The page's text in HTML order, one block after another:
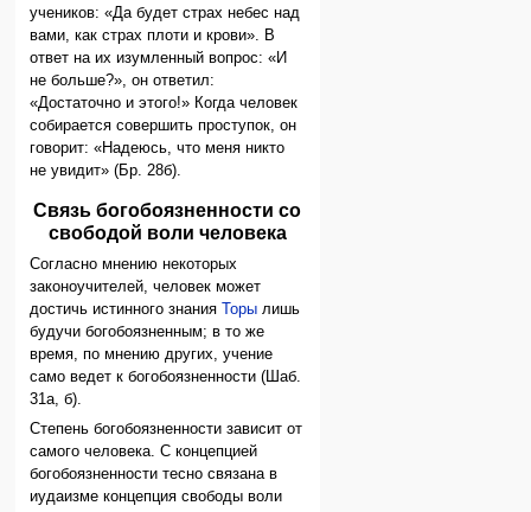
учеников: «Да будет страх небес над
вами, как страх плоти и крови». В
ответ на их изумленный вопрос: «И
не больше?», он ответил:
«Достаточно и этого!» Когда человек
собирается совершить проступок, он
говорит: «Надеюсь, что меня никто
не увидит» (Бр. 28б).
Связь богобоязненности со
свободой воли человека
Согласно мнению некоторых
законоучителей, человек может
достичь истинного знания
Торы лишь
будучи богобоязненным; в то же
время, по мнению других, учение
само ведет к богобоязненности (Шаб.
31а, б).
Степень богобоязненности зависит от
самого человека. С концепцией
богобоязненности тесно связана в
иудаизме концепция свободы воли